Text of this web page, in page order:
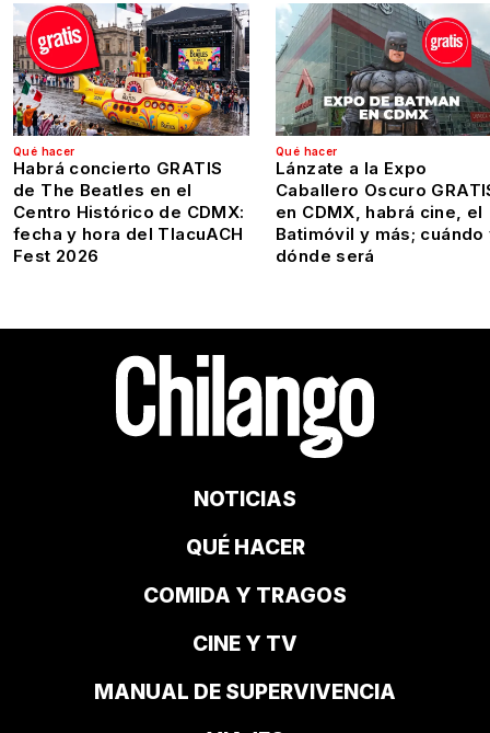
Qué hacer
Habrá concierto GRATIS
de The Beatles en el
Centro Histórico de CDMX:
fecha y hora del TlacuACH
Fest 2026
Qué hacer
Lánzate a la Expo
Caballero Oscuro
en CDMX, habrá cine, el
Batimóvil y más; cuándo
dónde será
NOTICIAS
QUÉ HACER
COMIDA Y TRAGOS
CINE Y TV
MANUAL DE SUPERVIVENCIA